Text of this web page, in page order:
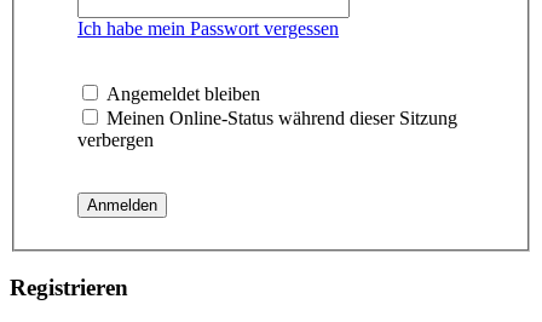
Ich habe mein Passwort vergessen
Angemeldet bleiben
Meinen Online-Status während dieser Sitzung
verbergen
Registrieren